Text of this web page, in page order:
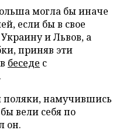
могла бы иначе
если бы в свое
и Львов, а
приняв эти
беседе с
поляки, намучившись
вели себя по
он.